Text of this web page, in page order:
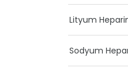
Lityum
Sodyum